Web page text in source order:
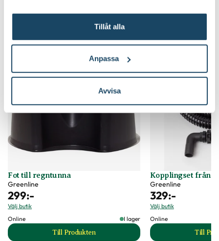
Tillåt alla
Anpassa
Avvisa
Fot till regntunna
Greenline
299:-
Välj butik
Online
I lager
Till Produkten
till Fot till regntunna produktsida
Kopplingset från
Greenline
329:-
Välj butik
Online
Till